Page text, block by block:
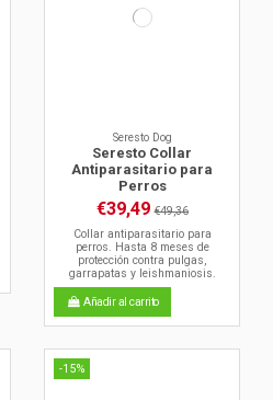
Seresto Dog
Seresto Collar
Antiparasitario para
Perros
€39,49€49,36
Collar antiparasitario para
perros. Hasta 8 meses de
protección contra pulgas,
garrapatas y leishmaniosis.
Añadir al carrito
-15%